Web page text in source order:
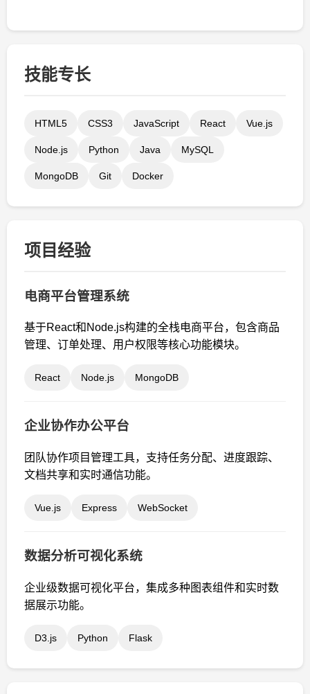
技能专长
HTML5 CSS3 JavaScript React Vue.js
Node.js Python Java MySQL
MongoDB Git Docker
项目经验
电商平台管理系统
基于React和Node.js构建的全栈电商平台，包含商品
管理、订单处理、用户权限等核心功能模块。
React Node.js MongoDB
企业协作办公平台
团队协作项目管理工具，支持任务分配、进度跟踪、
文档共享和实时通信功能。
Vue.js Express WebSocket
数据分析可视化系统
企业级数据可视化平台，集成多种图表组件和实时数
据展示功能。
D3.js Python Flask